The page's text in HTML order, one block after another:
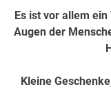
Es ist vor allem
Augen der
Kleine